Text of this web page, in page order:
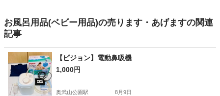
お風呂用品(ベビー用品)の売ります・あげますの関連
記事
【ピジョン】電動鼻吸機
1,000円
奥武山公園駅 8月9日